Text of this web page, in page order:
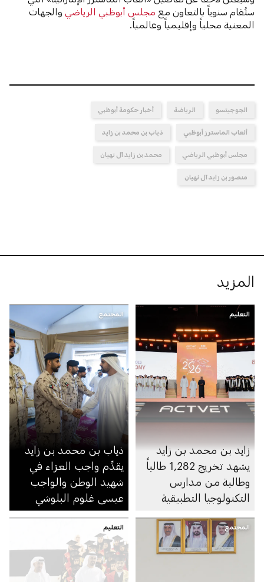
ستُقام سنوياً بالتعاون مع مجلس أبوظبي الرياضي والجهات
المعنية محلياً وإقليمياً وعالمياً.
الجوجيتسو الرياضة أخبار حكومة أبوظبي
ألعاب الماسترز أبوظبي ذياب بن محمد بن زايد
مجلس أبوظبي الرياضي محمد بن زايد آل نهيان
منصور بن زايد آل نهيان
المزيد
التعليم
زايد بن محمد بن زايد
يشهد تخريج 1,282 طالباً
وطالبة من مدارس
التكنولوجيا التطبيقية
المجتمع
ذياب بن محمد بن زايد
يقدِّم واجب العزاء في
شهيد الوطن والواجب
عيسى غلوم البلوشي
المجتمع التعليم